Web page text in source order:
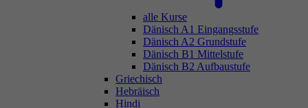
alle Kurse
Dänisch A1 Eingangsstufe
Dänisch A2 Grundstufe
Dänisch B1 Mittelstufe
Dänisch B2 Aufbaustufe
Griechisch
Hebräisch
Hindi